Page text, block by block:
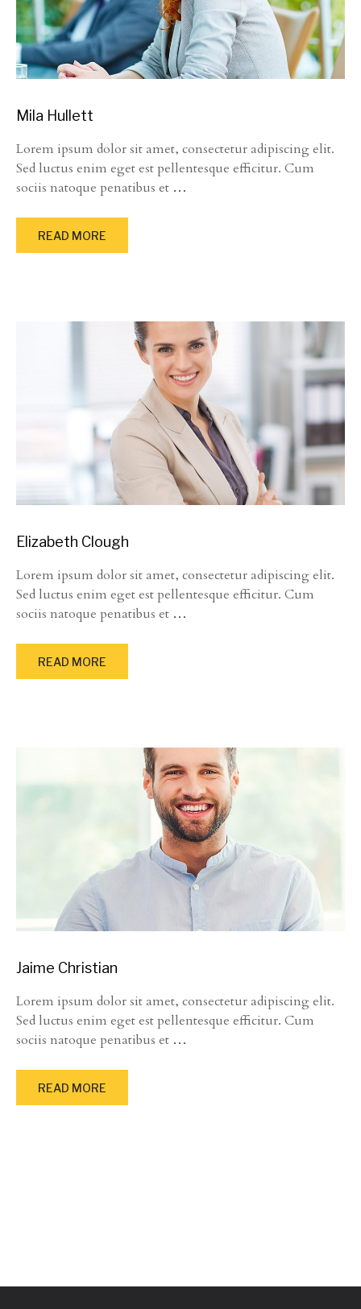
Mila Hullett
Lorem ipsum dolor sit amet, consectetur adipiscing elit.
Sed luctus enim eget est pellentesque efficitur. Cum
sociis natoque penatibus et …
READ MORE
Elizabeth Clough
Lorem ipsum dolor sit amet, consectetur adipiscing elit.
Sed luctus enim eget est pellentesque efficitur. Cum
sociis natoque penatibus et …
READ MORE
Jaime Christian
Lorem ipsum dolor sit amet, consectetur adipiscing elit.
Sed luctus enim eget est pellentesque efficitur. Cum
sociis natoque penatibus et …
READ MORE